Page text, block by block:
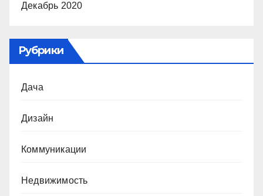
Декабрь 2020
Рубрики
Дача
Дизайн
Коммуникации
Недвижимость